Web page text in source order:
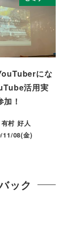
にな
活用実
！
有村 好人
11/08(金)
ック